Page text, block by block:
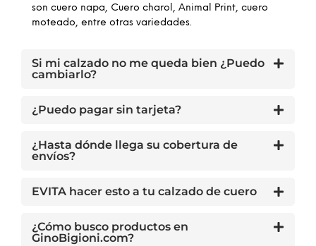
son cuero napa, Cuero charol, Animal Print, cuero
moteado, entre otras variedades.
Si mi calzado no me queda bien ¿Puedo
cambiarlo?
¿Puedo pagar sin tarjeta?
¿Hasta dónde llega su cobertura de
envíos?
EVITA hacer esto a tu calzado de cuero
¿Cómo busco productos en
GinoBigioni.com?